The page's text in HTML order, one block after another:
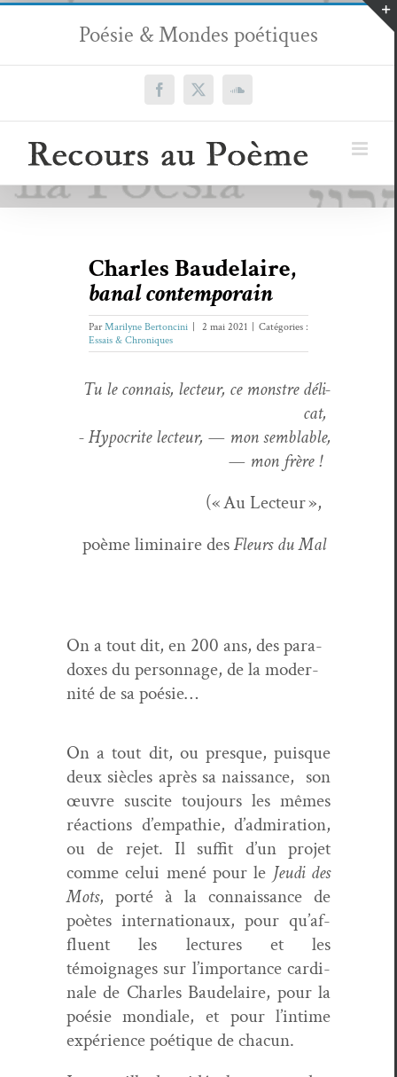
Passer
contenu
Poésie & Mondes poétiques
Facebook
X SoundCloud
Charles Baudelaire,
banal contemporain
ParMarilyne Bertoncini 2 mai 2021
Catégories :
Essais & Chroniques
Tu le con­nais, lecteur, ce mon­stre déli­
cat,
- Hyp­ocrite lecteur, — mon sem­blable,
— mon frère !
(« Au Lecteur »,
poème lim­i­naire desFleurs du Mal
On a tout dit, en 200 ans, des para­
dox­es du per­son­nage, de la moder­
nité de sa poésie…
On a tout dit, ou presque, puisque
deux siè­cles après sa nais­sance, son
œuvre sus­cite tou­jours les mêmes
réac­tions d’empathie, d’ad­mi­ra­tion,
ou de rejet. Il suf­fit d’un pro­jet
comme celui mené pour le Jeu­di des
Mots, porté à la con­nais­sance de
poètes inter­na­tionaux, pour qu’af­
flu­ent les lec­tures et les
témoignages sur l’im­por­tance car­di­
nale de Charles Baude­laire, pour la
poésie mon­di­ale, et pour l’in­time
expéri­ence poé­tique de chacun.